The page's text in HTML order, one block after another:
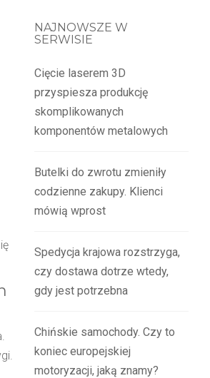
NAJNOWSZE W
SERWISIE
Cięcie laserem 3D
przyspiesza produkcję
skomplikowanych
komponentów metalowych
Butelki do zwrotu zmieniły
codzienne zakupy. Klienci
mówią wprost
Spedycja krajowa rozstrzyga,
czy dostawa dotrze wtedy,
gdy jest potrzebna
Chińskie samochody. Czy to
koniec europejskiej
motoryzacji, jaką znamy?